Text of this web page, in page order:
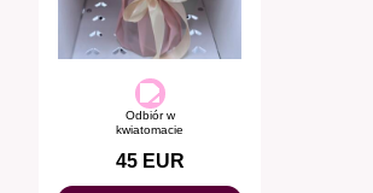
Odbiór w
kwiatomacie
45 EUR